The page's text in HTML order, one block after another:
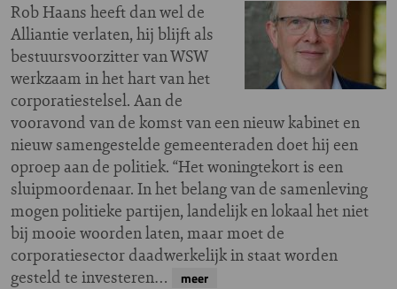
Rob Haans heeft dan wel de
Alliantie verlaten, hij blijft als
bestuursvoorzitter van WSW
werkzaam in het hart van het
corporatiestelsel. Aan de
vooravond van de komst van een nieuw kabinet en
nieuw samengestelde gemeenteraden doet hij een
oproep aan de politiek. “Het woningtekort is een
sluipmoordenaar. In het belang van de samenleving
mogen politieke partijen, landelijk en lokaal het niet
bij mooie woorden laten, maar moet de
corporatiesector daadwerkelijk in staat worden
gesteld te investeren…
meer